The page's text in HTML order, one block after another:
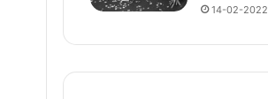
14-02-2022